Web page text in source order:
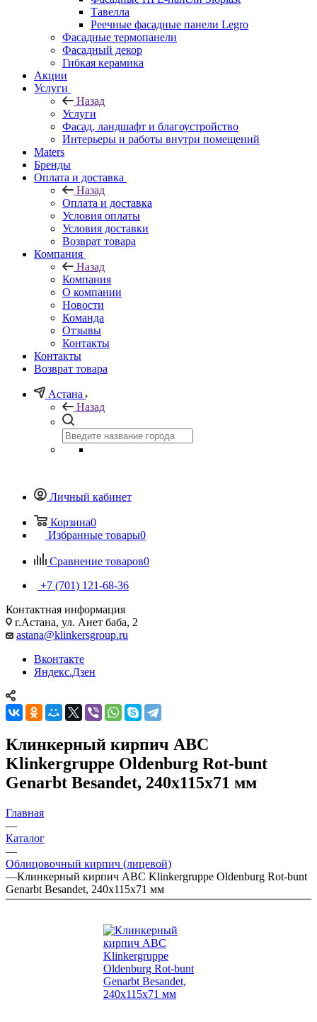
Тавелла
Реечные фасадные панели Legro
Фасадные термопанели
Фасадный декор
Гибкая керамика
Акции
Услуги
Назад
Услуги
Фасад, ландшафт и благоустройство
Интерьеры и работы внутри помещений
Maters
Бренды
Оплата и доставка
Назад
Оплата и доставка
Условия оплаты
Условия доставки
Возврат товара
Компания
Назад
Компания
О компании
Новости
Команда
Отзывы
Контакты
Контакты
Возврат товара
Астана
Назад
Личный кабинет
Корзина0
Избранные товары0
Сравнение товаров0
+7 (701) 121-68-36
Контактная информация
г.Астана, ул. Анет баба, 2
astana@klinkersgroup.ru
Вконтакте
Яндекс.Дзен
Клинкерный кирпич ABC
Klinkergruppe Oldenburg Rot-bunt
Genarbt Besandet, 240х115х71 мм
Главная
—
Каталог
—
Облицовочный кирпич (лицевой)
—Клинкерный кирпич ABC Klinkergruppe Oldenburg Rot-bunt
Genarbt Besandet, 240х115х71 мм